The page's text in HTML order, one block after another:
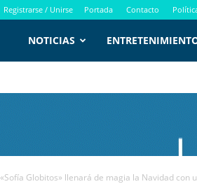
Registrarse / Unirse Portada Contacto
PontealdiaRD.com
NOTICIAS
«Sofía Globitos» llenará de magia la Navidad con